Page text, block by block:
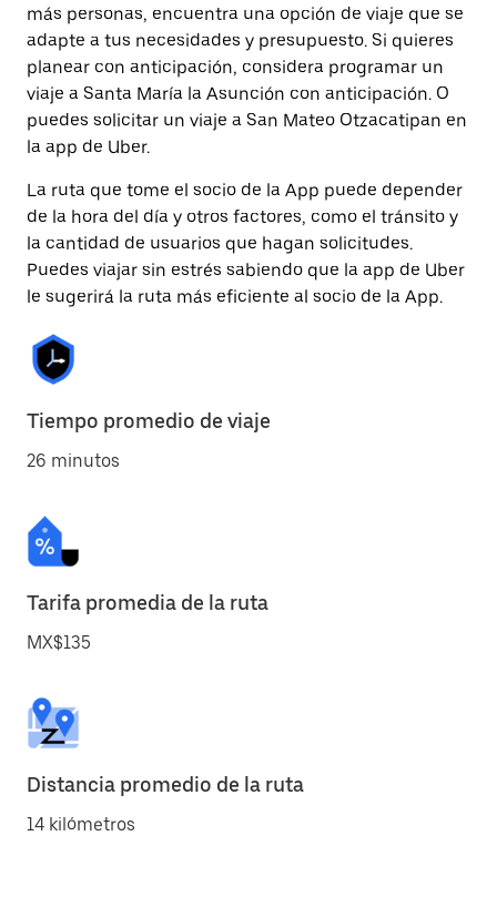
más personas, encuentra una opción de viaje que se
adapte a tus necesidades y presupuesto. Si quieres
planear con anticipación, considera programar un
viaje a Santa María la Asunción con anticipación. O
puedes solicitar un viaje a San Mateo Otzacatipan en
la app de Uber.
La ruta que tome el socio de la App puede depender
de la hora del día y otros factores, como el tránsito y
la cantidad de usuarios que hagan solicitudes.
Puedes viajar sin estrés sabiendo que la app de Uber
le sugerirá la ruta más eficiente al socio de la App.
Tiempo promedio de viaje
26 minutos
Tarifa promedia de la ruta
MX$135
Distancia promedio de la ruta
14 kilómetros